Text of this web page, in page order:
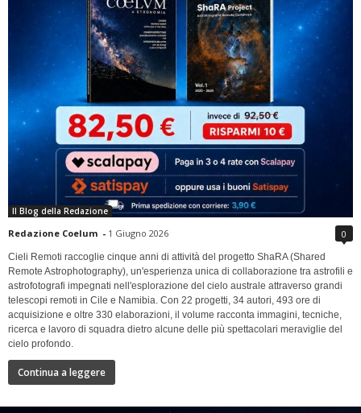
Il Blog della Redazione
Redazione Coelum - 1 Giugno 2026 0
Cieli Remoti raccoglie cinque anni di attività del progetto ShaRA (Shared
Remote Astrophotography), un'esperienza unica di collaborazione tra astrofili e
astrofotografi impegnati nell'esplorazione del cielo australe attraverso grandi
telescopi remoti in Cile e Namibia. Con 22 progetti, 34 autori, 493 ore di
acquisizione e oltre 330 elaborazioni, il volume racconta immagini, tecniche,
ricerca e lavoro di squadra dietro alcune delle più spettacolari meraviglie del
cielo profondo.
Continua a leggere